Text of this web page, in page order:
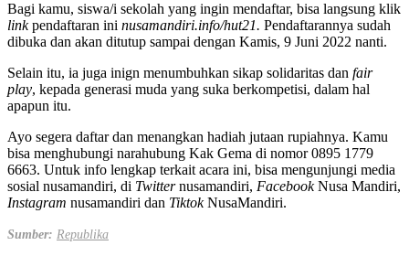
Bagi kamu, siswa/i sekolah yang ingin mendaftar, bisa langsung klik
linkpendaftaran ini nusamandiri.info/hut21. Pendaftarannya sudah
dibuka dan akan ditutup sampai dengan Kamis, 9 Juni 2022 nanti.
Selain itu, ia juga inign menumbuhkan sikap solidaritas dan fair
play, kepada generasi muda yang suka berkompetisi, dalam hal
apapun itu.
Ayo segera daftar dan menangkan hadiah jutaan rupiahnya. Kamu
bisa menghubungi narahubung Kak Gema di nomor 0895 1779
6663. Untuk info lengkap terkait acara ini, bisa mengunjungi media
sosial nusamandiri, di Twitternusamandiri, FacebookNusa Mandiri,
Instagram nusamandiri dan TiktokNusaMandiri.
Sumber: Republika